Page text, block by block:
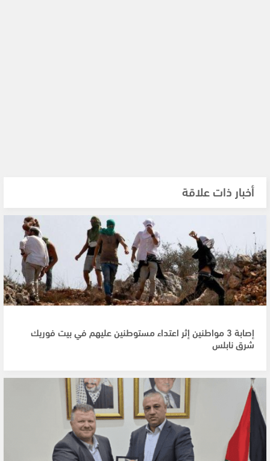
أخبار ذات علاقة
إصابة 3 مواطنين إثر اعتداء مستوطنين عليهم في بيت فوريك
شرق نابلس